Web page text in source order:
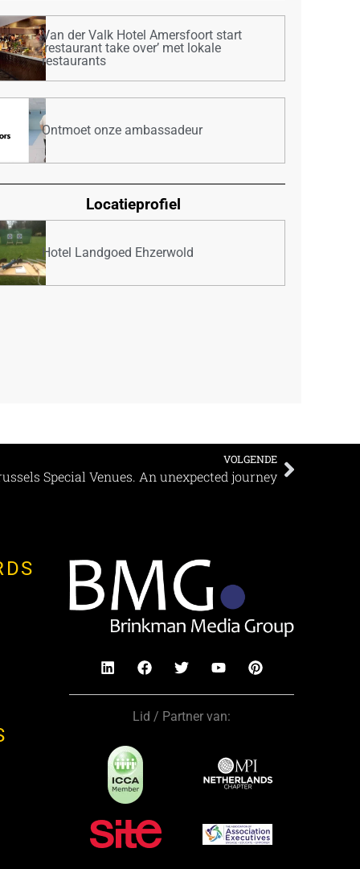
Van der Valk Hotel Amersfoort start
‘restaurant take over’ met lokale
restaurants
Ontmoet onze ambassadeur
Locatieprofiel
Hotel Landgoed Ehzerwold
VOLGENDE
Special Venues. An unexpected journey
Lid / Partner van: